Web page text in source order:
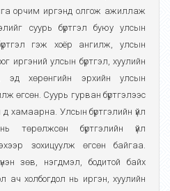
орчим иргэнд олгож ажиллаж
суурь бүртгэл буюу улсын
гэж хоёр ангилж, улсын
иргэний улсын бүртгэл, хуулийн
эд хөрөнгийн эрхийн улсын
өгсөн. Суурь гурван бүртгэлээс
хамаарна. Улсын бүртгэлийн үйл
төрөлжсөн бүртгэлийн үйл
зохицуулж өгсөн байгаа.
зөв, нэгдмэл, бодитой байх
ач холбогдол нь иргэн, хуулийн